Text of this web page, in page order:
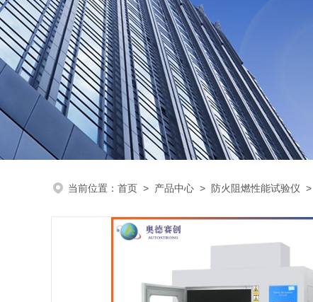
当前位置： 首页 > 产品中心 > 防火阻燃性能试验仪 >